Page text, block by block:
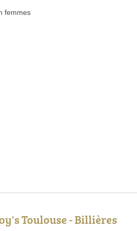
femmes
Toulouse - Billières